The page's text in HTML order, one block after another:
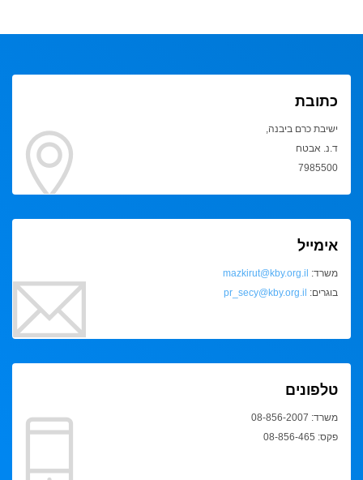
כתובת
ישיבת כרם ביבנה,
ד.נ. אבטח
7985500
אימייל
משרד: mazkirut@kby.org.il
בוגרים: pr_secy@kby.org.il
טלפונים
משרד: 08-856-2007
פקס: 08-856-465